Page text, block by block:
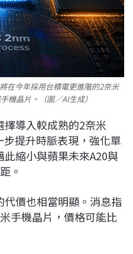
在今年採用台積電更進階的2奈米
機晶片。（圖／AI生成）
導入較成熟的2奈米
提升時脈表現，強化單
縮小與蘋果未來A20與
。
價也相當明顯。消息指
手機晶片，價格可能比